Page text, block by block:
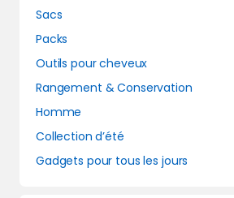
Sacs
Packs
Outils pour cheveux
Rangement & Conservation
Homme
Collection d’été
Gadgets pour tous les jours